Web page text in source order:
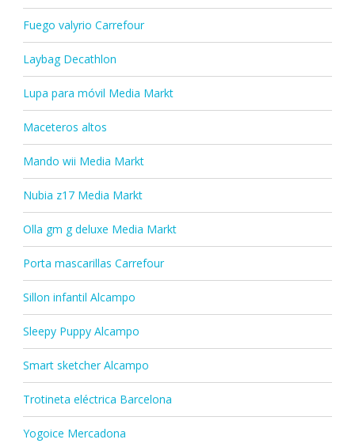
Fuego valyrio Carrefour
Laybag Decathlon
Lupa para móvil Media Markt
Maceteros altos
Mando wii Media Markt
Nubia z17 Media Markt
Olla gm g deluxe Media Markt
Porta mascarillas Carrefour
Sillon infantil Alcampo
Sleepy Puppy Alcampo
Smart sketcher Alcampo
Trotineta eléctrica Barcelona
Yogoice Mercadona